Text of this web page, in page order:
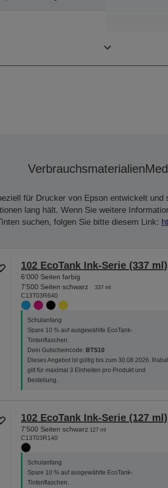
Verbrauchsmaterialien
für Drucker von Epson entwickelt
lang hält. Wenn Sie weitere
suchen, folgen Sie bitte diesem Link:
102 EcoTank Ink-Serie (337 ml)
6’000 Seiten farbig
7’500 Seiten schwarz
337 ml
C13T03R640
Schulanfang
Spare 10 % auf ausgewählte EcoTank-
Tintenflaschen.
Dein Gutscheincode: BTS10
Dieses Angebot ist gültig bis zum 30.08.2026.
gilt für maximal 3 Einheiten pro Produkt und
Bestellung.
102 EcoTank Ink-Serie (127 ml)
7’500 Seiten schwarz 127 ml
C13T03R140
Schulanfang
Spare 10 % auf ausgewählte EcoTank-
Tintenflaschen.